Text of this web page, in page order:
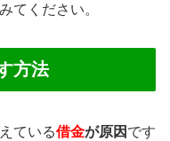
てください。
方法
ている借金が原因 です